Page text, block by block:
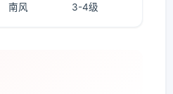
南风 3-4级